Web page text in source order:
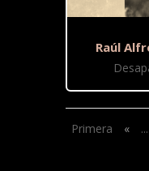
Raúl
Primera « ...